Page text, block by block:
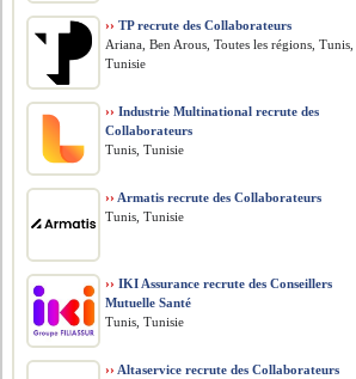
›› TP recrute des Collaborateurs
Ariana, Ben Arous, Toutes les régions, Tunis,
Tunisie
›› Industrie Multinational recrute des
Collaborateurs
Tunis, Tunisie
›› Armatis recrute des Collaborateurs
Tunis, Tunisie
›› IKI Assurance recrute des Conseillers
Mutuelle Santé
Tunis, Tunisie
›› Altaservice recrute des Collaborateurs